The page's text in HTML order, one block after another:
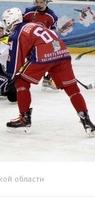
области